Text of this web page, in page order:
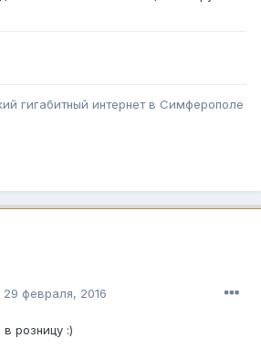
гигабитный интернет в Симферополе
29 февраля, 2016
в розницу :)